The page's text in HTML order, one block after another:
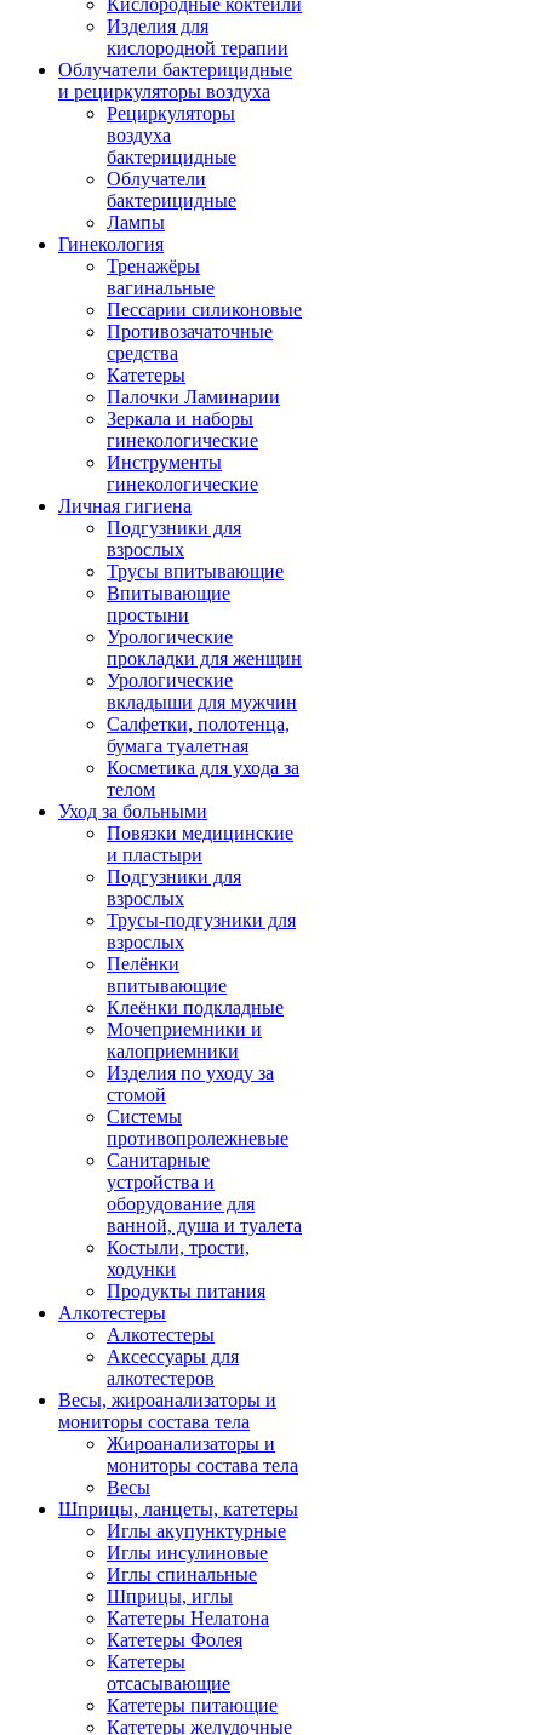
Кислородные коктейли
Изделия для
кислородной терапии
Облучатели бактерицидные
и рециркуляторы воздуха
Рециркуляторы
воздуха
бактерицидные
Облучатели
бактерицидные
Лампы
Гинекология
Тренажёры
вагинальные
Пессарии силиконовые
Противозачаточные
средства
Катетеры
Палочки Ламинарии
Зеркала и наборы
гинекологические
Инструменты
гинекологические
Личная гигиена
Подгузники для
взрослых
Трусы впитывающие
Впитывающие
простыни
Урологические
прокладки для женщин
Урологические
вкладыши для мужчин
Салфетки, полотенца,
бумага туалетная
Косметика для ухода за
телом
Уход за больными
Повязки медицинские
и пластыри
Подгузники для
взрослых
Трусы-подгузники для
взрослых
Пелёнки
впитывающие
Клеёнки подкладные
Мочеприемники и
калоприемники
Изделия по уходу за
стомой
Системы
противопролежневые
Санитарные
устройства и
оборудование для
ванной, душа и туалета
Костыли, трости,
ходунки
Продукты питания
Алкотестеры
Алкотестеры
Аксессуары для
алкотестеров
Весы, жироанализаторы и
мониторы состава тела
Жироанализаторы и
мониторы состава тела
Весы
Шприцы, ланцеты, катетеры
Иглы акупунктурные
Иглы инсулиновые
Иглы спинальные
Шприцы, иглы
Катетеры Нелатона
Катетеры Фолея
Катетеры
отсасывающие
Катетеры питающие
Катетеры желудочные